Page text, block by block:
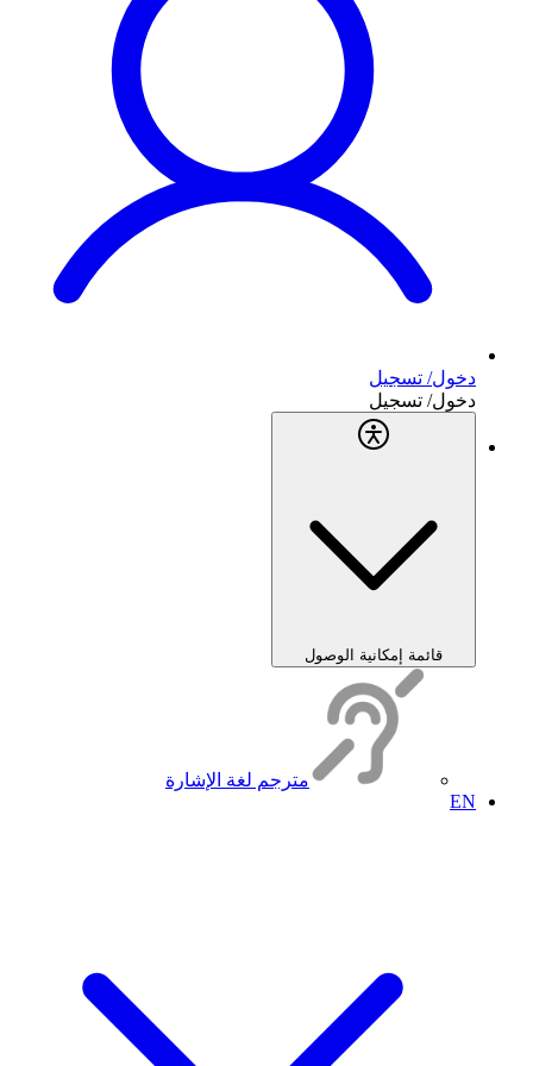
دخول/ تسجيل
دخول/ تسجيل
قائمة إمكانية الوصول
مترجم لغة الإشارة
EN